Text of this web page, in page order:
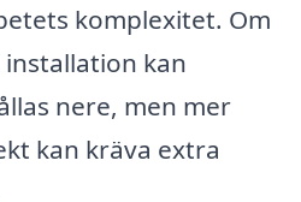
komplexitet. Om
kan
nere, men mer
kan kräva extra